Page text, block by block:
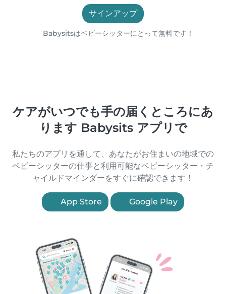
サインアップ
Babysitsはベビーシッターにとって無料です！
ケアがいつでも手の届くところにあ
ります Babysits アプリで
私たちのアプリを通して、あなたがお住まいの地域での
ベビーシッターの仕事と利用可能なベビーシッター・チ
ャイルドマインダーをすぐに確認できます！
App Store Google Play